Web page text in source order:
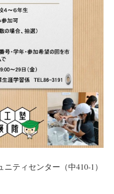
ティセンター（中410-1）